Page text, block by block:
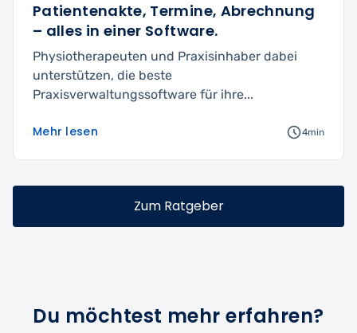
Patientenakte, Termine, Abrechnung
– alles in einer Software.
Physiotherapeuten und Praxisinhaber dabei
unterstützen, die beste
Praxisverwaltungssoftware für ihre...
Mehr lesen 4min
Zum Ratgeber
Du möchtest mehr erfahren?